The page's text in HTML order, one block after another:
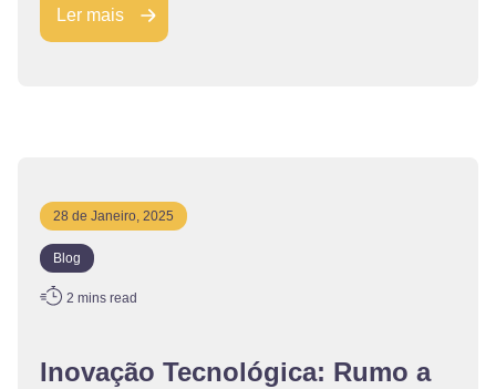
Ler mais
28 de Janeiro, 2025
Blog
2 mins read
Inovação Tecnológica: Rumo a